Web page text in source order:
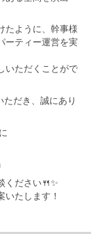
たように、幹事様
ーティー運営を実
いただくことがで
だき、誠にあり
ください🍴✨
いたします！